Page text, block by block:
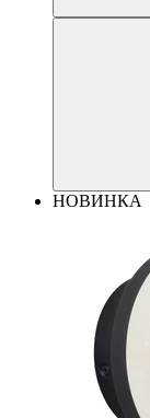
НОВИНКА